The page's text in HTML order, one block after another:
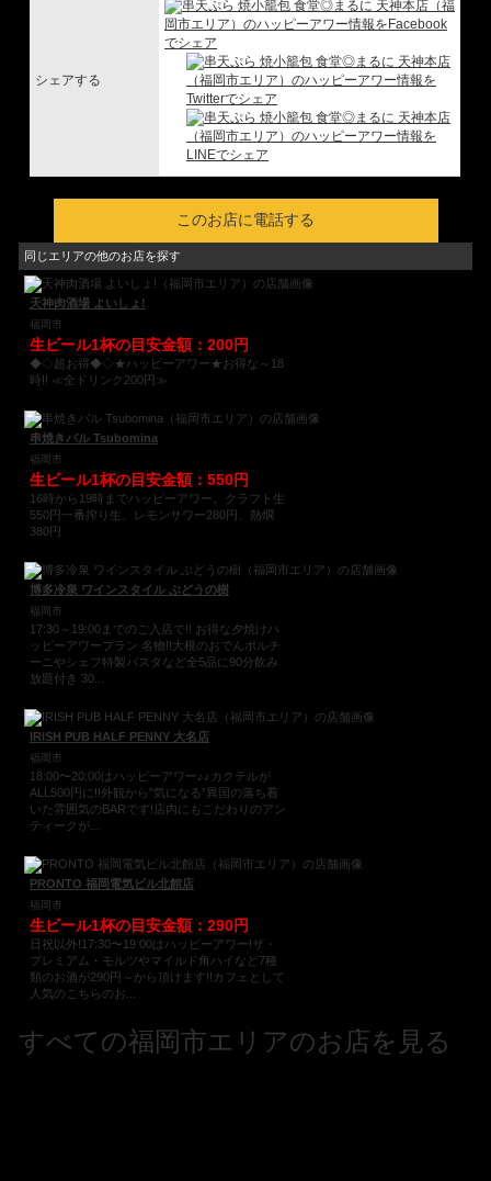
シェアする
このお店に電話する
同じエリアの他のお店を探す
天神肉酒場 よいしょ!
福岡市
生ビール1杯の目安金額：200円
◆◇超お得◆◇★ハッピーアワー★お得な～18
時!! ≪全ドリンク200円≫
串焼きバル Tsubomina
福岡市
生ビール1杯の目安金額：550円
16時から19時までハッピーアワー。クラフト生
550円一番搾り生、レモンサワー280円、熱燗
380円
博多冷泉 ワインスタイル ぶどうの樹
福岡市
17:30～19:00までのご入店で!! お得な夕焼けハ
ッピーアワープラン 名物!!大根のおでんポルチ
ーニやシェフ特製パスタなど全5品に90分飲み
放題付き 30...
IRISH PUB HALF PENNY 大名店
福岡市
18:00〜20:00はハッピーアワー♪♪カクテルが
ALL500円に!!外観から”気になる”異国の落ち着
いた雰囲気のBARです!店内にもこだわりのアン
ティークが...
PRONTO 福岡電気ビル北館店
福岡市
生ビール1杯の目安金額：290円
日祝以外!17:30〜19:00はハッピーアワー!ザ・
プレミアム・モルツやマイルド角ハイなど7種
類のお酒が290円～から頂けます!!カフェとして
人気のこちらのお...
すべての福岡市エリアのお店を見る